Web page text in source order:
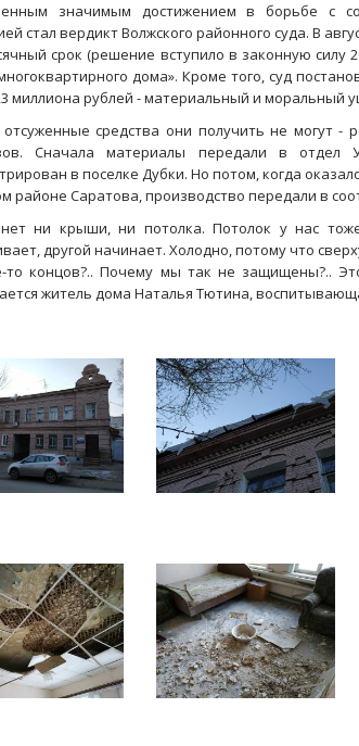
значимым достижением в борьбе с
стал вердикт Волжского районного суда. В
срок (решение вступило в законную силу
дома». Кроме того, суд
миллиона рублей - материальный и моральный
средства они получить не могут -
Сначала материалы передали в отдел
в поселке Дубки. Но потом, когда
районе Саратова, производство передали в
ни крыши, ни потолка. Потолок у нас
другой начинает. Холодно, потому что
то концов?.. Почему мы так не защищены?..
житель дома Наталья Тютина,
Масленичный концерт ансамбля